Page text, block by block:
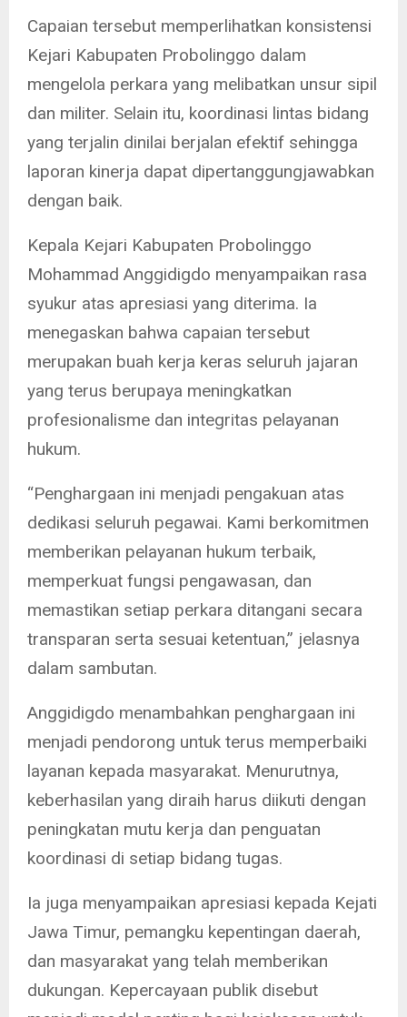
Capaian tersebut memperlihatkan konsistensi
Kejari Kabupaten Probolinggo dalam
mengelola perkara yang melibatkan unsur sipil
dan militer. Selain itu, koordinasi lintas bidang
yang terjalin dinilai berjalan efektif sehingga
laporan kinerja dapat dipertanggungjawabkan
dengan baik.
Kepala Kejari Kabupaten Probolinggo
Mohammad Anggidigdo menyampaikan rasa
syukur atas apresiasi yang diterima. Ia
menegaskan bahwa capaian tersebut
merupakan buah kerja keras seluruh jajaran
yang terus berupaya meningkatkan
profesionalisme dan integritas pelayanan
hukum.
“Penghargaan ini menjadi pengakuan atas
dedikasi seluruh pegawai. Kami berkomitmen
memberikan pelayanan hukum terbaik,
memperkuat fungsi pengawasan, dan
memastikan setiap perkara ditangani secara
transparan serta sesuai ketentuan,” jelasnya
dalam sambutan.
Anggidigdo menambahkan penghargaan ini
menjadi pendorong untuk terus memperbaiki
layanan kepada masyarakat. Menurutnya,
keberhasilan yang diraih harus diikuti dengan
peningkatan mutu kerja dan penguatan
koordinasi di setiap bidang tugas.
Ia juga menyampaikan apresiasi kepada Kejati
Jawa Timur, pemangku kepentingan daerah,
dan masyarakat yang telah memberikan
dukungan. Kepercayaan publik disebut